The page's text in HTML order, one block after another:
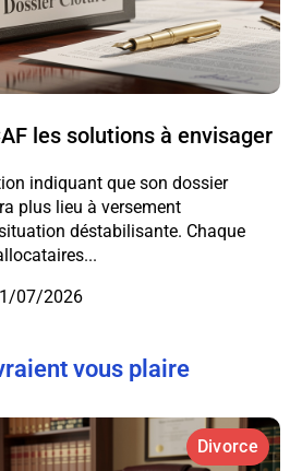
les solutions à envisager
indiquant que son dossier
plus lieu à versement
déstabilisante. Chaque
07/2026
vous plaire
Divorce